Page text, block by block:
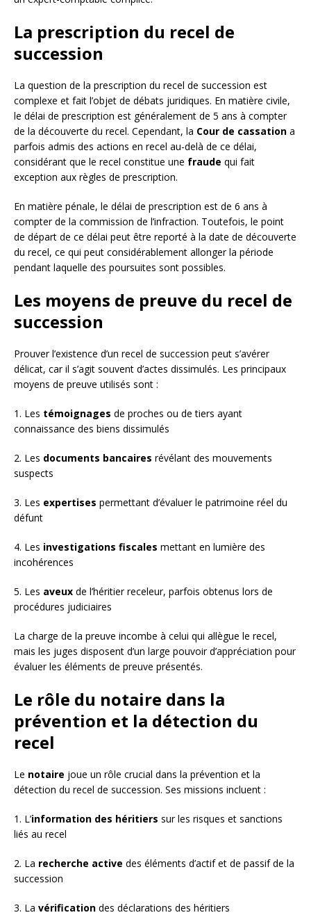
La prescription du recel de
succession
La question de la prescription du recel de succession est
complexe et fait l’objet de débats juridiques. En matière civile,
le délai de prescription est généralement de 5 ans à compter
de la découverte du recel. Cependant, la Cour de cassation a
parfois admis des actions en recel au-delà de ce délai,
considérant que le recel constitue une fraude qui fait
exception aux règles de prescription.
En matière pénale, le délai de prescription est de 6 ans à
compter de la commission de l’infraction. Toutefois, le point
de départ de ce délai peut être reporté à la date de découverte
du recel, ce qui peut considérablement allonger la période
pendant laquelle des poursuites sont possibles.
Les moyens de preuve du recel de
succession
Prouver l’existence d’un recel de succession peut s’avérer
délicat, car il s’agit souvent d’actes dissimulés. Les principaux
moyens de preuve utilisés sont :
1. Les témoignages de proches ou de tiers ayant
connaissance des biens dissimulés
2. Les documents bancaires révélant des mouvements
suspects
3. Les expertises permettant d’évaluer le patrimoine réel du
défunt
4. Les investigations fiscales mettant en lumière des
incohérences
5. Les aveux de l’héritier receleur, parfois obtenus lors de
procédures judiciaires
La charge de la preuve incombe à celui qui allègue le recel,
mais les juges disposent d’un large pouvoir d’appréciation pour
évaluer les éléments de preuve présentés.
Le rôle du notaire dans la
prévention et la détection du
recel
Le notaire joue un rôle crucial dans la prévention et la
détection du recel de succession. Ses missions incluent :
1. L’information des héritiers sur les risques et sanctions
liés au recel
2. La recherche active des éléments d’actif et de passif de la
succession
3. La vérification des déclarations des héritiers